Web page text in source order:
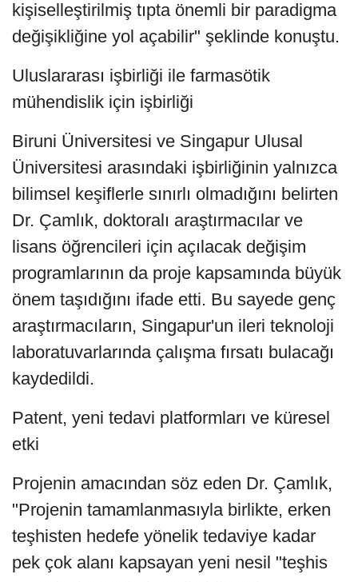
kişiselleştirilmiş tıpta önemli bir paradigma
değişikliğine yol açabilir" şeklinde konuştu.
Uluslararası işbirliği ile farmasötik
mühendislik için işbirliği
Biruni Üniversitesi ve Singapur Ulusal
Üniversitesi arasındaki işbirliğinin yalnızca
bilimsel keşiflerle sınırlı olmadığını belirten
Dr. Çamlık, doktoralı araştırmacılar ve
lisans öğrencileri için açılacak değişim
programlarının da proje kapsamında büyük
önem taşıdığını ifade etti. Bu sayede genç
araştırmacıların, Singapur'un ileri teknoloji
laboratuvarlarında çalışma fırsatı bulacağı
kaydedildi.
Patent, yeni tedavi platformları ve küresel
etki
Projenin amacından söz eden Dr. Çamlık,
"Projenin tamamlanmasıyla birlikte, erken
teşhisten hedefe yönelik tedaviye kadar
pek çok alanı kapsayan yeni nesil "teşhis